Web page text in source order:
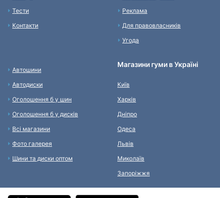
Тести
Контакти
Реклама
Для правовласників
Угода
Автошини
Автодиски
Оголошення б у шин
Оголошення б у дисків
Всі магазини
Фото галерея
Шини та диски оптом
Магазини гуми в Україні
Київ
Харків
Дніпро
Одеса
Львів
Миколаїв
Запоріжжя